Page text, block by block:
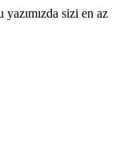
sizi en az